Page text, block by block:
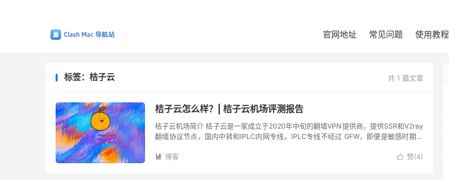
官网地址 常见问题 使用教程
共 1 篇文章
标签：桔子云
桔子云怎么样？| 桔子云机场评测报告
桔子云机场简介 桔子云是一家成立于2020年中旬的翻墙VPN提供商，提供SSR和V2ray
翻墙协议节点，国内中转和IPLC内网专线。IPLC专线不经过 GFW，即便是敏感时期，
 赞(4)
 博客